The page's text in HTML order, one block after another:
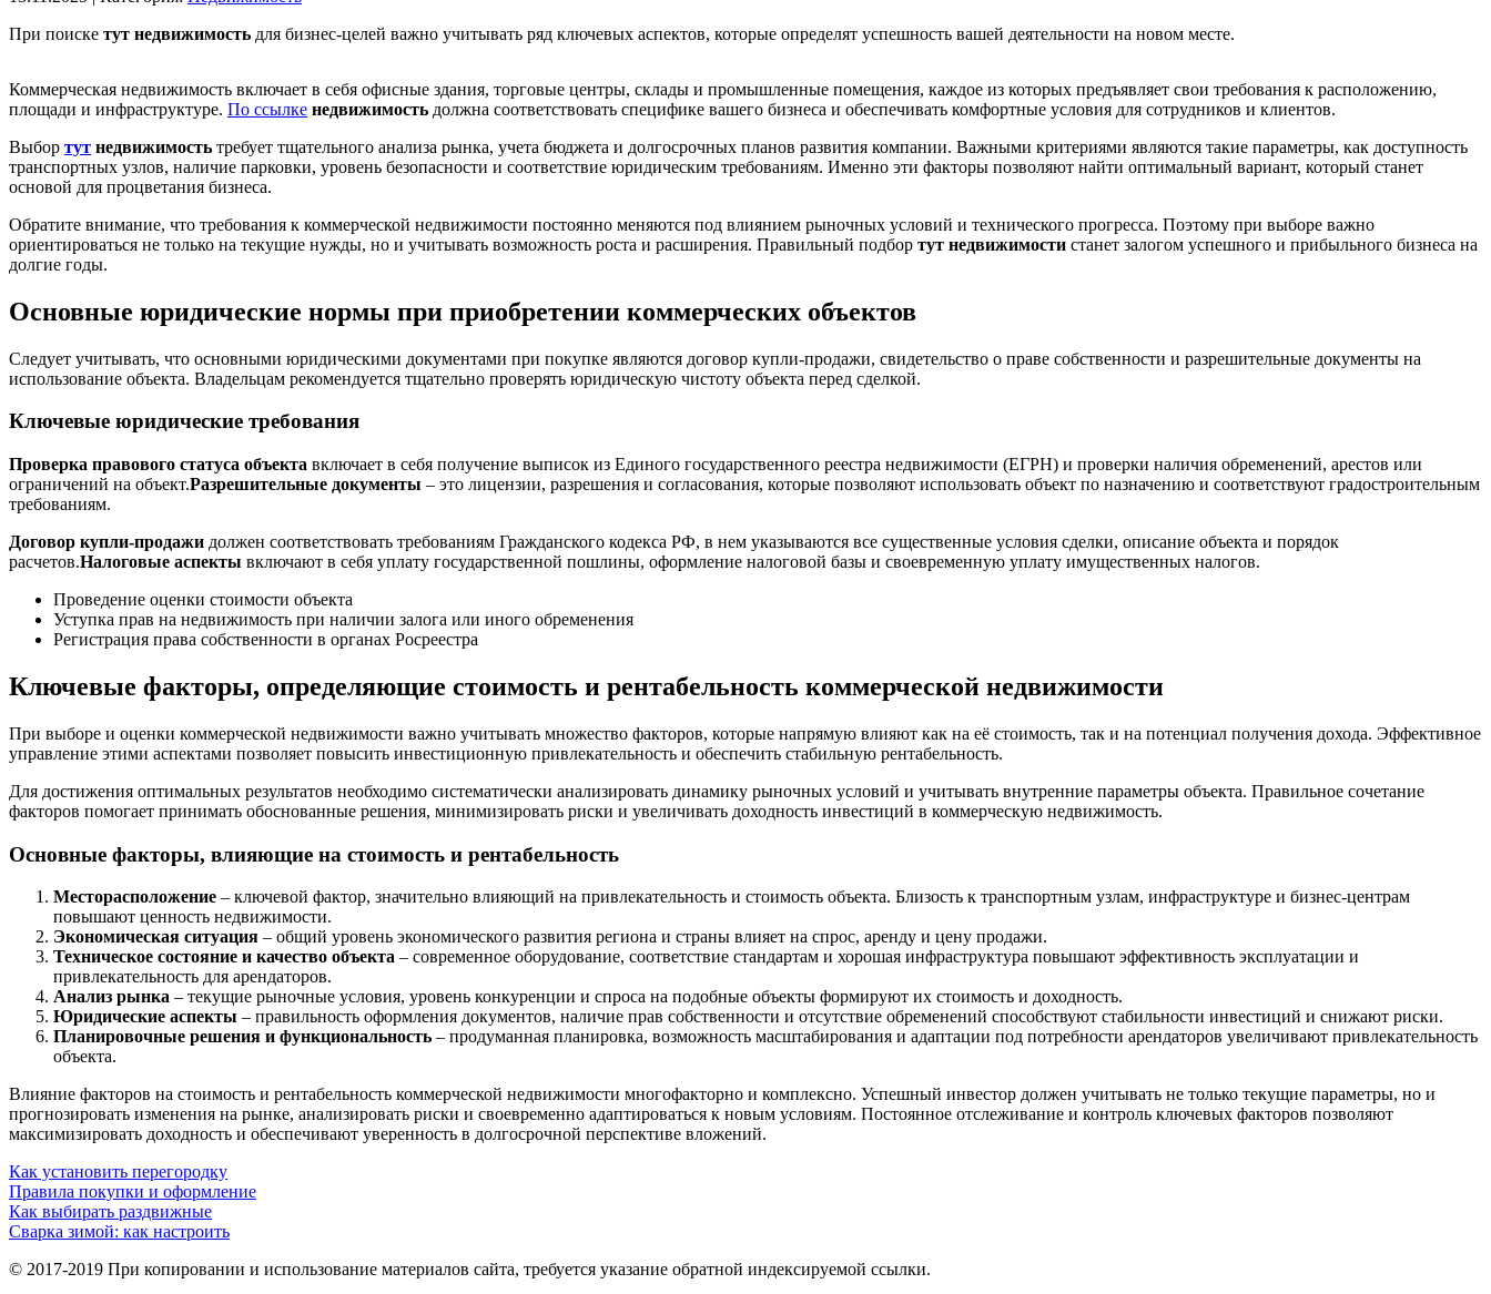
При поиске тут недвижимость для бизнес-целей важно учитывать ряд ключевых аспектов, которые определят успешность вашей деятельности на новом месте.
Коммерческая недвижимость включает в себя офисные здания, торговые центры, склады и промышленные помещения, каждое из которых предъявляет свои требования к расположению,
площади и инфраструктуре. По ссылке недвижимость должна соответствовать специфике вашего бизнеса и обеспечивать комфортные условия для сотрудников и клиентов.
Выбор тут недвижимость требует тщательного анализа рынка, учета бюджета и долгосрочных планов развития компании. Важными критериями являются такие параметры, как доступность
транспортных узлов, наличие парковки, уровень безопасности и соответствие юридическим требованиям. Именно эти факторы позволяют найти оптимальный вариант, который станет
основой для процветания бизнеса.
Обратите внимание, что требования к коммерческой недвижимости постоянно меняются под влиянием рыночных условий и технического прогресса. Поэтому при выборе важно
ориентироваться не только на текущие нужды, но и учитывать возможность роста и расширения. Правильный подбор тут недвижимости станет залогом успешного и прибыльного бизнеса на
долгие годы.
Основные юридические нормы при приобретении коммерческих объектов
Следует учитывать, что основными юридическими документами при покупке являются договор купли-продажи, свидетельство о праве собственности и разрешительные документы на
использование объекта. Владельцам рекомендуется тщательно проверять юридическую чистоту объекта перед сделкой.
Ключевые юридические требования
Проверка правового статуса объекта включает в себя получение выписок из Единого государственного реестра недвижимости (ЕГРН) и проверки наличия обременений, арестов или
ограничений на объект.Разрешительные документы – это лицензии, разрешения и согласования, которые позволяют использовать объект по назначению и соответствуют градостроительным
требованиям.
Договор купли-продажи должен соответствовать требованиям Гражданского кодекса РФ, в нем указываются все существенные условия сделки, описание объекта и порядок
расчетов.Налоговые аспекты включают в себя уплату государственной пошлины, оформление налоговой базы и своевременную уплату имущественных налогов.
Проведение оценки стоимости объекта
Уступка прав на недвижимость при наличии залога или иного обременения
Регистрация права собственности в органах Росреестра
Ключевые факторы, определяющие стоимость и рентабельность коммерческой недвижимости
При выборе и оценки коммерческой недвижимости важно учитывать множество факторов, которые напрямую влияют как на её стоимость, так и на потенциал получения дохода. Эффективное
управление этими аспектами позволяет повысить инвестиционную привлекательность и обеспечить стабильную рентабельность.
Для достижения оптимальных результатов необходимо систематически анализировать динамику рыночных условий и учитывать внутренние параметры объекта. Правильное сочетание
факторов помогает принимать обоснованные решения, минимизировать риски и увеличивать доходность инвестиций в коммерческую недвижимость.
Основные факторы, влияющие на стоимость и рентабельность
Месторасположение – ключевой фактор, значительно влияющий на привлекательность и стоимость объекта. Близость к транспортным узлам, инфраструктуре и бизнес-центрам
повышают ценность недвижимости.
Экономическая ситуация – общий уровень экономического развития региона и страны влияет на спрос, аренду и цену продажи.
Техническое состояние и качество объекта – современное оборудование, соответствие стандартам и хорошая инфраструктура повышают эффективность эксплуатации и
привлекательность для арендаторов.
Анализ рынка – текущие рыночные условия, уровень конкуренции и спроса на подобные объекты формируют их стоимость и доходность.
Юридические аспекты – правильность оформления документов, наличие прав собственности и отсутствие обременений способствуют стабильности инвестиций и снижают риски.
Планировочные решения и функциональность – продуманная планировка, возможность масштабирования и адаптации под потребности арендаторов увеличивают привлекательность
объекта.
Влияние факторов на стоимость и рентабельность коммерческой недвижимости многофакторно и комплексно. Успешный инвестор должен учитывать не только текущие параметры, но и
прогнозировать изменения на рынке, анализировать риски и своевременно адаптироваться к новым условиям. Постоянное отслеживание и контроль ключевых факторов позволяют
максимизировать доходность и обеспечивают уверенность в долгосрочной перспективе вложений.
Как установить перегородку
Правила покупки и оформление
Как выбирать раздвижные
Сварка зимой: как настроить
© 2017-2019 При копировании и использование материалов сайта, требуется указание обратной индексируемой ссылки.